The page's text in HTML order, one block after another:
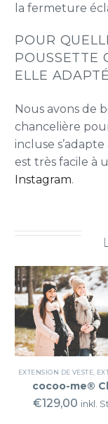
la fermeture
POUR
POUSSETTE
ELLE
Nous avons de
chancelière
incluse
est très facile à
Instagram.
EXTENSION DE VESTE, EXTENSION DE
cocoo-me®
€129,00 inkl.